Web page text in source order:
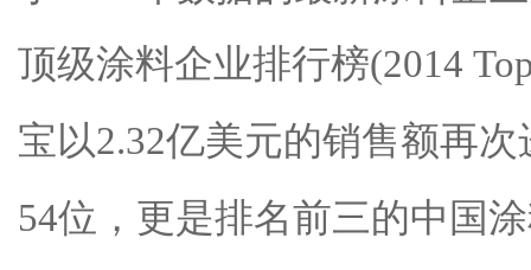
顶级涂料企业排行榜(2014
宝以2.32亿美元的销售额再
54位，更是排名前三的中国